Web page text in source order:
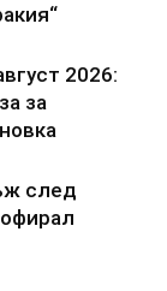
2026:
за
след